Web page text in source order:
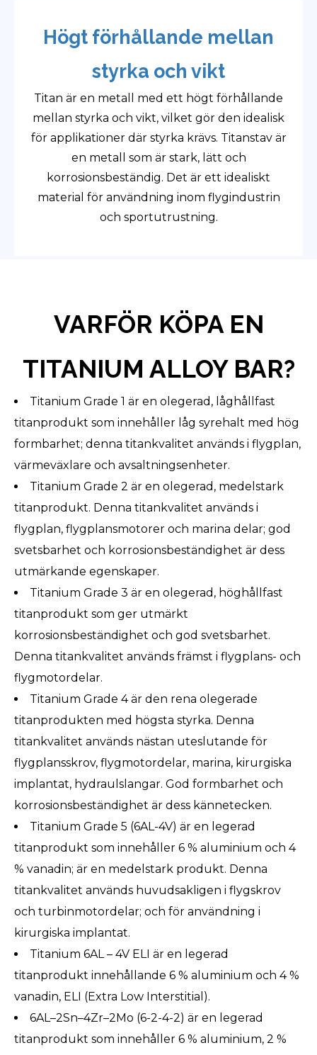
Högt förhållande mellan
styrka och vikt
Titan är en metall med ett högt förhållande
mellan styrka och vikt, vilket gör den idealisk
för applikationer där styrka krävs. Titanstav är
en metall som är stark, lätt och
korrosionsbeständig. Det är ett idealiskt
material för användning inom flygindustrin
och sportutrustning.
VARFÖR KÖPA EN
TITANIUM ALLOY BAR?
Titanium Grade 1 är en olegerad, låghållfast
titanprodukt som innehåller låg syrehalt med hög
formbarhet; denna titankvalitet används i flygplan,
värmeväxlare och avsaltningsenheter.
Titanium Grade 2 är en olegerad, medelstark
titanprodukt. Denna titankvalitet används i
flygplan, flygplansmotorer och marina delar; god
svetsbarhet och korrosionsbeständighet är dess
utmärkande egenskaper.
Titanium Grade 3 är en olegerad, höghållfast
titanprodukt som ger utmärkt
korrosionsbeständighet och god svetsbarhet.
Denna titankvalitet används främst i flygplans- och
flygmotordelar.
Titanium Grade 4 är den rena olegerade
titanprodukten med högsta styrka. Denna
titankvalitet används nästan uteslutande för
flygplansskrov, flygmotordelar, marina, kirurgiska
implantat, hydraulslangar. God formbarhet och
korrosionsbeständighet är dess kännetecken.
Titanium Grade 5 (6AL-4V) är en legerad
titanprodukt som innehåller 6 % aluminium och 4
% vanadin; är en medelstark produkt. Denna
titankvalitet används huvudsakligen i flygskrov
och turbinmotordelar; och för användning i
kirurgiska implantat.
Titanium 6AL – 4V ELI är en legerad
titanprodukt innehållande 6 % aluminium och 4 %
vanadin, ELI (Extra Low Interstitial).
6AL–2Sn–4Zr–2Mo (6-2-4-2) är en legerad
titanprodukt som innehåller 6 % aluminium, 2 %